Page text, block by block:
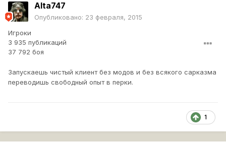
Alta747
Опубликовано: 23 февраля, 2015
Игроки
3 935 публикаций
37 792 боя
Запускаешь чистый клиент без модов и без всякого сарказма
переводишь свободный опыт в перки.
1